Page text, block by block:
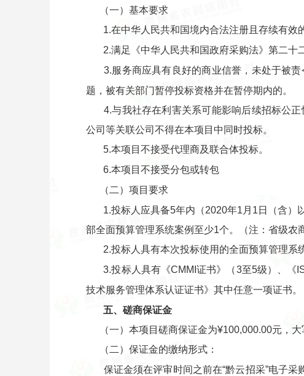
（一）基本要求
1.在中华人民共和国境内合法注册且存续有效
2.满足《中华人民共和国政府采购法》第二十
3.服务商应具有良好的商业信誉，未处于被
题，被有关部门暂停投标资格并在暂停期内的。
4.与我社存在利害关系可能影响后续招标公
公司等关联公司不得在本项目中同时投标。
5.本项目不接受代理商及联合体投标。
6.本项目不接受分包或转包
（二）项目要求
1.投标人应具备5年内（2020年1月1日（含）
部全面预算管理系统案例至少1个。（注：省级农
2.投标人具有本次投标使用的全面预算管理系
3.投标人具有《CMMI证书》（3至5级）、《
技术服务管理体系认证证书》其中任意一项证书。
五、磋商保证金
（一）本项目磋商保证金为¥100,000.00元，大
（二）保证金的缴纳形式：
保证金须在评审时间之前在“黔云招采”电子